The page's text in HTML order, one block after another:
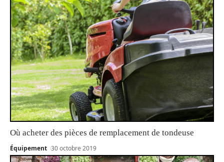
Où acheter des pièces de remplacement de tondeuse
Équipement 30 octobre 2019